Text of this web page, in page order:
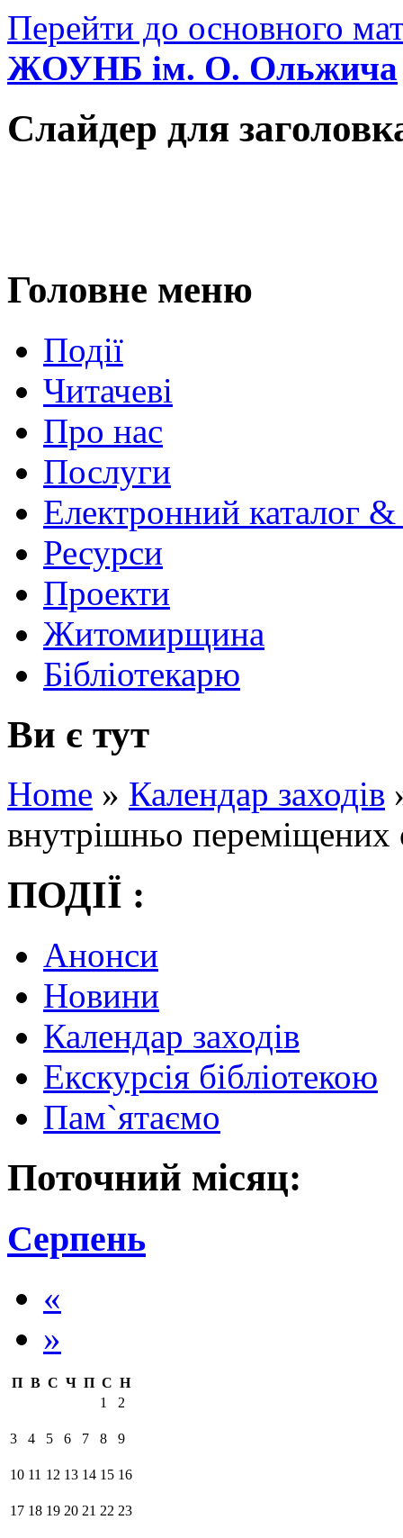
Перейти до основного
ЖОУНБ ім. О. Ольжича
Слайдер для
Головне меню
Події
Читачеві
Про нас
Послуги
Електронний каталог
Ресурси
Проекти
Житомирщина
Бібліотекарю
Ви є тут
Home » Календар заходів
внутрішньо переміщених
ПОДІЇ :
Анонси
Новини
Календар заходів
Екскурсія бібліотекою
Пам`ятаємо
Поточний місяц:
Серпень
«
»
П В С Ч П С Н
1
2
3 4 5 6 7 8 9
10 11 12 13 14 15 16
17 18 19 20 21 22 23